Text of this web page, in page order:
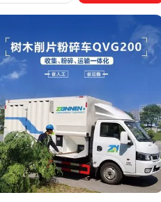
等专业
续航上不占优势，但对于需要
具操作性。
流程：记录单次任务需要的飞
的环境变量。这种场景化推演
配性问题，自然引向对充电
求评估。
择直接影响作业效率？